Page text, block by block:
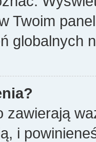
Twoim
globalnych
zawierają
i